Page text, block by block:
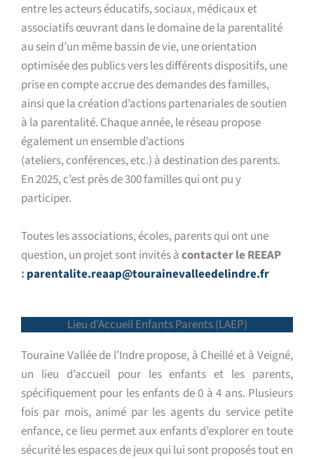
entre les acteurs éducatifs, sociaux, médicaux et
associatifs œuvrant dans le domaine de la parentalité
au sein d’un même bassin de vie, une orientation
optimisée des publics vers les différents dispositifs, une
prise en compte accrue des demandes des familles,
ainsi que la création d’actions partenariales de soutien
à la parentalité. Chaque année, le réseau propose
également un ensemble d’actions
(ateliers, conférences, etc.) à destination des parents.
En 2025, c’est près de 300 familles qui ont pu y
participer.
Toutes les associations, écoles, parents qui ont une
question, un projet sont invités àcontacter le REEAP
: parentalite.reaap@tourainevalleedelindre.fr
Lieu d’Accueil Enfants Parents (LAEP)
Touraine Vallée de l’Indre propose, à Cheillé et à Veigné,
un lieu d’accueil pour les enfants et les parents,
spécifiquement pour les enfants de 0 à 4 ans. Plusieurs
fois par mois, animé par les agents du service petite
enfance, ce lieu permet aux enfants d’explorer en toute
sécurité les espaces de jeux qui lui sont proposés tout en